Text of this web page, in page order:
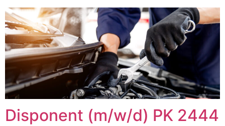
Disponent (m/w/d) PK 2444